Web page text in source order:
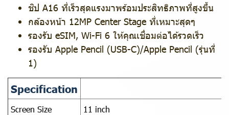
ชิป A16 ที่เร็วสุดแรงมาพร้อมประสิทธิภาพที่สูงขึ้น
กล้องหน้า 12MP Center Stage ที่เหมาะสุดๆ
รองรับ eSIM, Wi-Fi 6 ให้คุณเชื่อมต่อได้รวดเร็ว
รองรับ Apple Pencil (USB-C)/Apple Pencil (รุ่นที่
1)
Specification
Screen Size
11 inch